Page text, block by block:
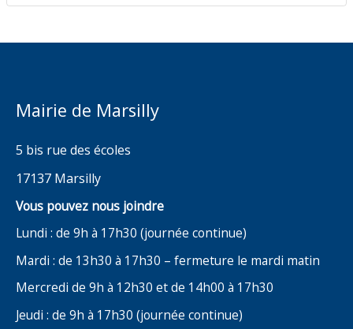
Mairie de Marsilly
5 bis rue des écoles
17137 Marsilly
Vous pouvez nous joindre
Lundi : de 9h à 17h30 (journée continue)
Mardi : de 13h30 à 17h30 – fermeture le mardi matin
Mercredi de 9h à 12h30 et de 14h00 à 17h30
Jeudi : de 9h à 17h30 (journée continue)